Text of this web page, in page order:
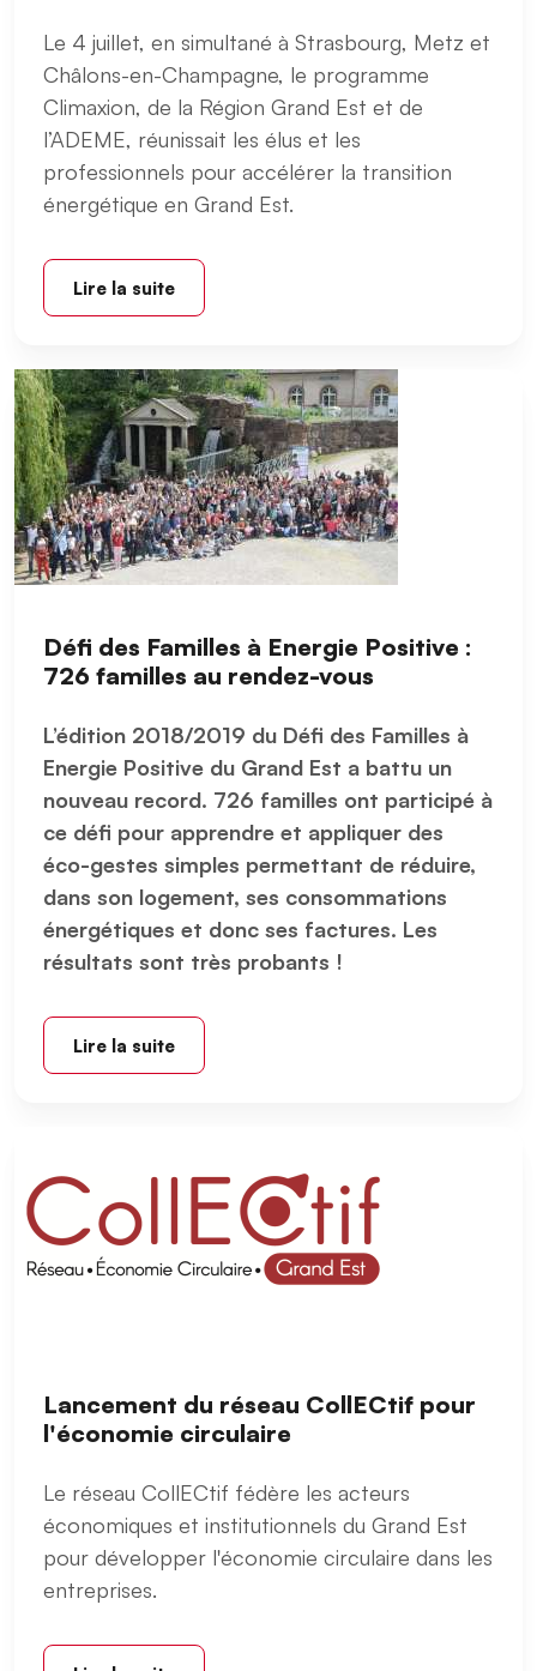
Le 4 juillet, en simultané à Strasbourg, Metz et
Châlons-en-Champagne, le programme
Climaxion, de la Région Grand Est et de
l’ADEME, réunissait les élus et les
professionnels pour accélérer la transition
énergétique en Grand Est.
Lire la suite
Défi des Familles à Energie Positive :
726 familles au rendez-vous
L’édition 2018/2019 du Défi des Familles à
Energie Positive du Grand Est a battu un
nouveau record. 726 familles ont participé à
ce défi pour apprendre et appliquer des
éco-gestes simples permettant de réduire,
dans son logement, ses consommations
énergétiques et donc ses factures. Les
résultats sont très probants !
Lire la suite
Lancement du réseau CollECtif pour
l'économie circulaire
Le réseau CollECtif fédère les acteurs
économiques et institutionnels du Grand Est
pour développer l'économie circulaire dans les
entreprises.